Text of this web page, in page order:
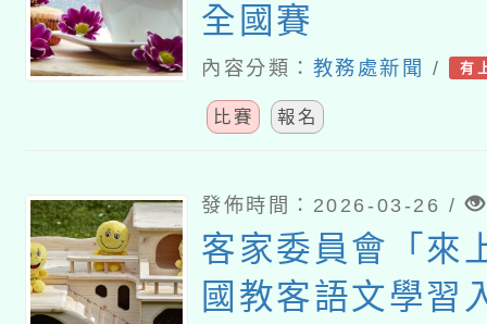
全國賽
內容分類： 教務處新聞 / 有
比賽 報名
發佈時間：2026-03-26 /
客家委員會「來
國教客語文學習